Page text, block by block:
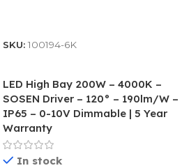
SKU:100194-6K
LED High Bay 200W – 4000K –
SOSEN Driver – 120° – 190lm/W –
IP65 – 0-10V Dimmable | 5 Year
Warranty
In stock